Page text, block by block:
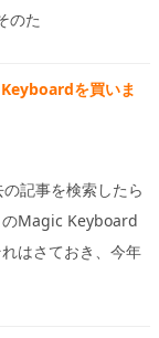
のた
を買いま
記事を検索したら
のMagic Keyboard
はさておき、今年